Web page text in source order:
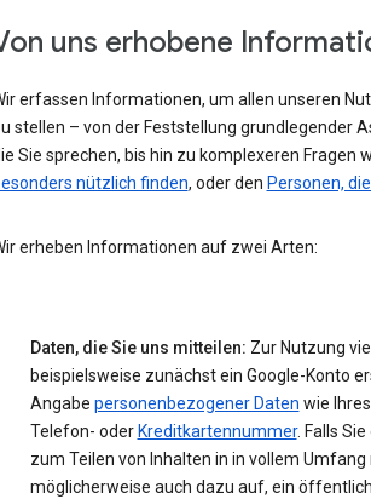
uns erhobene
erfassen Informationen, um allen unseren
stellen – von der Feststellung grundlegender
Sie sprechen, bis hin zu komplexeren Fragen
nützlich finden, oder den Personen,
erheben Informationen auf zwei Arten:
Daten, die Sie uns mitteilen: Zur Nutzung
beispielsweise zunächst ein Google-Konto
Angabe personenbezogener Daten wie
Telefon- oder Kreditkartennummer. Falls
zum Teilen von Inhalten in in vollem
möglicherweise auch dazu auf, ein